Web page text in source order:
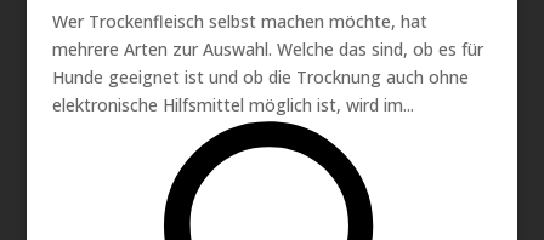
Wer Trockenfleisch selbst machen möchte, hat
mehrere Arten zur Auswahl. Welche das sind, ob es für
Hunde geeignet ist und ob die Trocknung auch ohne
elektronische Hilfsmittel möglich ist, wird im...